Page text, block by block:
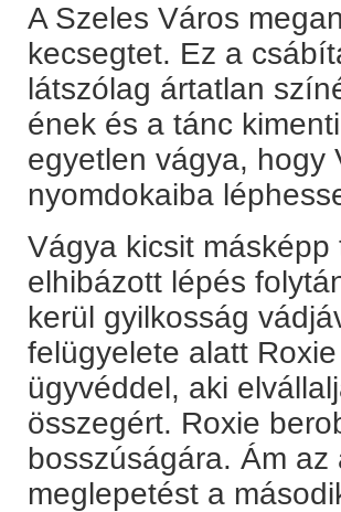
A Szeles Város
kecsegtet. Ez a
látszólag ártatlan
ének és a tánc
egyetlen vágya, hogy
nyomdokaiba
Vágya kicsit
elhibázott lépés
kerül gyilkosság
felügyelete alatt
ügyvéddel, aki
összegért. Roxie
bosszúságára. Ám
meglepetést a